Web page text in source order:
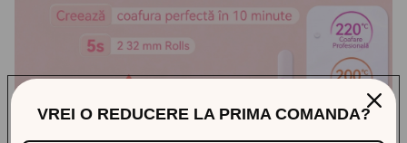
VREI O REDUCERE LA PRIMA COMANDA?